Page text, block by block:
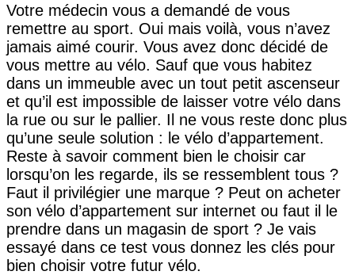
Votre médecin vous a demandé de vous
remettre au sport. Oui mais voilà, vous n’avez
jamais aimé courir. Vous avez donc décidé de
vous mettre au vélo. Sauf que vous habitez
dans un immeuble avec un tout petit ascenseur
et qu’il est impossible de laisser votre vélo dans
la rue ou sur le pallier. Il ne vous reste donc plus
qu’une seule solution : le vélo d’appartement.
Reste à savoir comment bien le choisir car
lorsqu’on les regarde, ils se ressemblent tous ?
Faut il privilégier une marque ? Peut on acheter
son vélo d’appartement sur internet ou faut il le
prendre dans un magasin de sport ? Je vais
essayé dans ce test vous donnez les clés pour
bien choisir votre futur vélo.